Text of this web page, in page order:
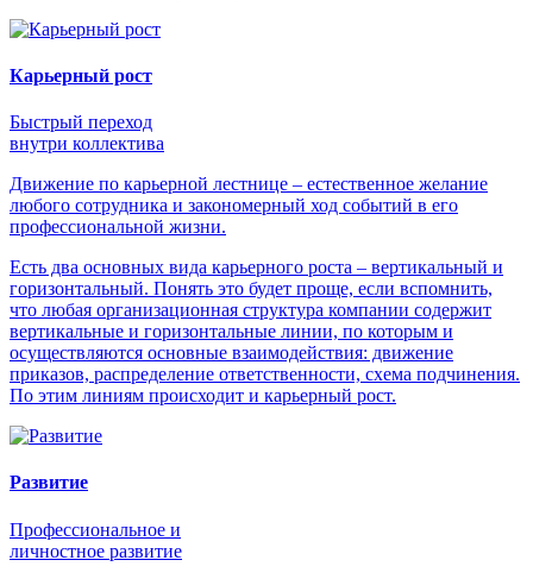
Карьерный рост
Быстрый переход
внутри коллектива
Движение по карьерной лестнице – естественное желание
любого сотрудника и закономерный ход событий в его
профессиональной жизни.
Есть два основных вида карьерного роста – вертикальный и
горизонтальный. Понять это будет проще, если вспомнить,
что любая организационная структура компании содержит
вертикальные и горизонтальные линии, по которым и
осуществляются основные взаимодействия: движение
приказов, распределение ответственности, схема подчинения.
По этим линиям происходит и карьерный рост.
Развитие
Профессиональное и
личностное развитие